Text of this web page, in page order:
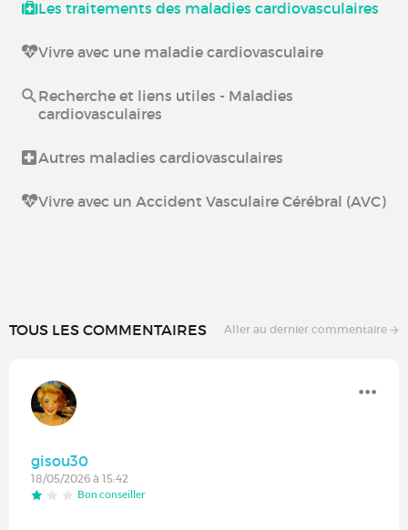
Les traitements des maladies cardiovasculaires
Vivre avec une maladie cardiovasculaire
Recherche et liens utiles - Maladies
cardiovasculaires
Autres maladies cardiovasculaires
Vivre avec un Accident Vasculaire Cérébral (AVC)
TOUS LES COMMENTAIRES Aller au dernier commentaire
gisou30
18/05/2026 à 15:42
Bon conseiller